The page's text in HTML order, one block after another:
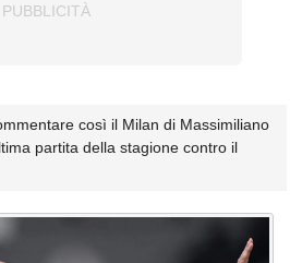
così il Milan di Massimiliano
partita della stagione contro il